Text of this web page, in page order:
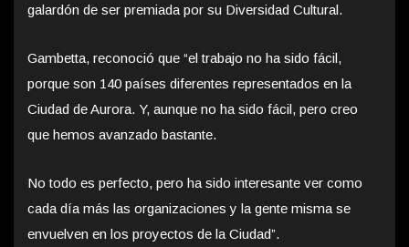
galardón de ser premiada por su Diversidad Cultural.
Gambetta, reconoció que “el trabajo no ha sido fácil,
porque son 140 países diferentes representados en la
Ciudad de Aurora. Y, aunque no ha sido fácil, pero creo
que hemos avanzado bastante.
No todo es perfecto, pero ha sido interesante ver como
cada día más las organizaciones y la gente misma se
envuelven en los proyectos de la Ciudad”.